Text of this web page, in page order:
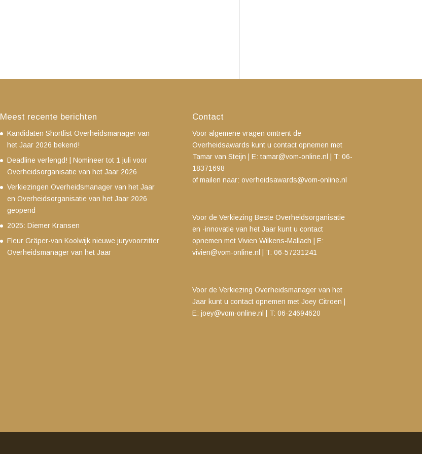
Meest recente berichten
Kandidaten Shortlist Overheidsmanager van
het Jaar 2026 bekend!
Deadline verlengd! | Nomineer tot 1 juli voor
Overheidsorganisatie van het Jaar 2026
Verkiezingen Overheidsmanager van het Jaar
en Overheidsorganisatie van het Jaar 2026
geopend
2025: Diemer Kransen
Fleur Gräper-van Koolwijk nieuwe juryvoorzitter
Overheidsmanager van het Jaar
Contact
Voor algemene vragen omtrent de
Overheidsawards kunt u contact opnemen met
Tamar van Steijn | E: tamar@vom-online.nl
T: 06-
18371698
of mailen naar: overheidsawards@vom-online.nl
Voor de Verkiezing Beste Overheidsorganisatie
en -innovatie van het Jaar kunt u contact
opnemen met Vivien Wilkens-Mallach | E:
vivien@vom-online.nl
T: 06-57231241
Voor de Verkiezing Overheidsmanager van het
Jaar kunt u contact opnemen met Joey Citroen |
E: joey@vom-online.nl | T: 06-24694620